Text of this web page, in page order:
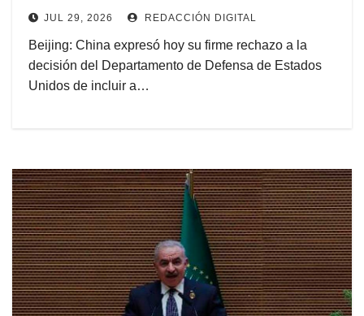
JUL 29, 2026 REDACCIÓN DIGITAL
Beijing: China expresó hoy su firme rechazo a la
decisión del Departamento de Defensa de Estados
Unidos de incluir a…